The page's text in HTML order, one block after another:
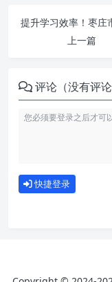
上一篇
评论（没有评论
快捷登录